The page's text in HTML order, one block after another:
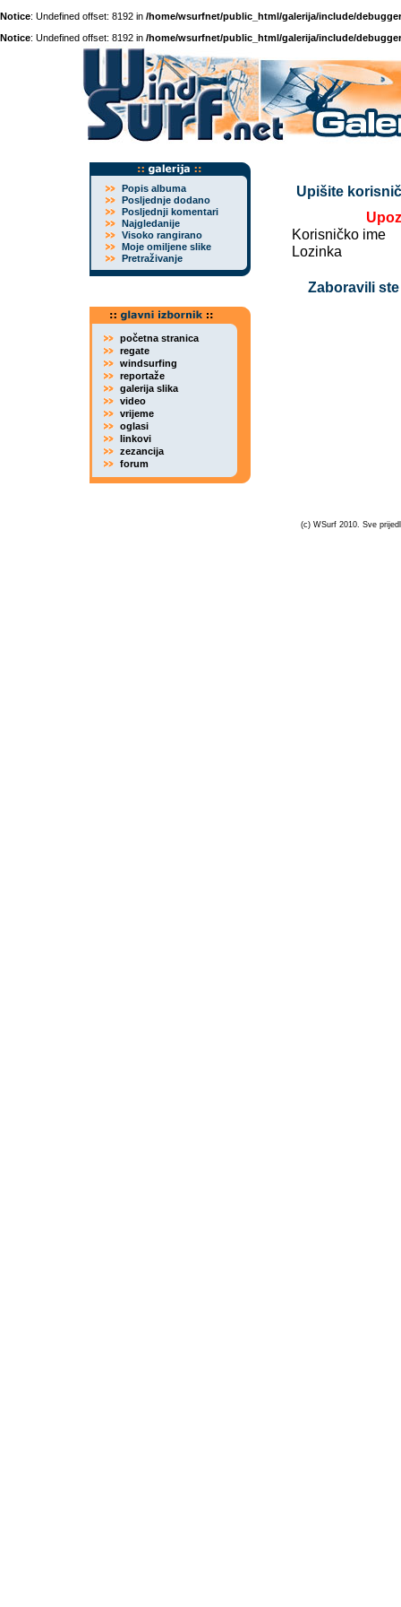
Notice: Undefined offset: 8192 in /home/wsurfnet/public_html/galerija/include/
Notice: Undefined offset: 8192 in /home/wsurfnet/public_html/galerija/include/
Popis albuma
Posljednje dodano
Posljednji komentari
Najgledanije
Visoko rangirano
Moje omiljene slike
Pretraživanje
početna stranica
regate
windsurfing
reportaže
galerija slika
video
vrijeme
oglasi
linkovi
zezancija
forum
Upišite
Korisničko ime
Lozinka
Zaboravili
(c) WSurf 2010. Sve